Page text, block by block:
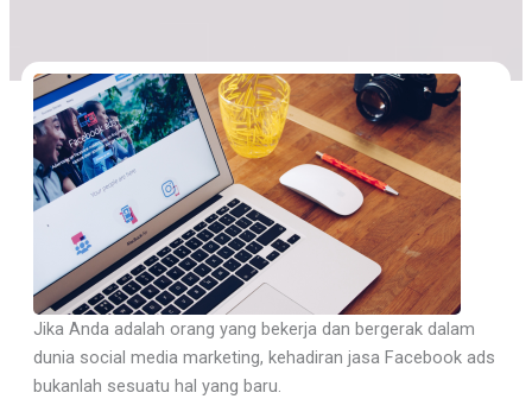
Jika Anda adalah orang yang bekerja dan bergerak dalam
dunia social media marketing, kehadiran jasa Facebook ads
bukanlah sesuatu hal yang baru.